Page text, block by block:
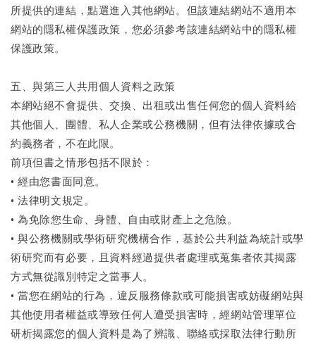
所提供的連結，點選進入其他網站。但該連結網站不適用本
網站的隱私權保護政策，您必須參考該連結網站中的隱私權
保護政策。
五、與第三人共用個人資料之政策
本網站絕不會提供、交換、出租或出售任何您的個人資料給
其他個人、團體、私人企業或公務機關，但有法律依據或合
約義務者，不在此限。
前項但書之情形包括不限於：
• 經由您書面同意。
• 法律明文規定。
• 為免除您生命、身體、自由或財產上之危險。
• 與公務機關或學術研究機構合作，基於公共利益為統計或學
術研究而有必要，且資料經過提供者處理或蒐集者依其揭露
方式無從識別特定之當事人。
• 當您在網站的行為，違反服務條款或可能損害或妨礙網站與
其他使用者權益或導致任何人遭受損害時，經網站管理單位
研析揭露您的個人資料是為了辨識、聯絡或採取法律行動所